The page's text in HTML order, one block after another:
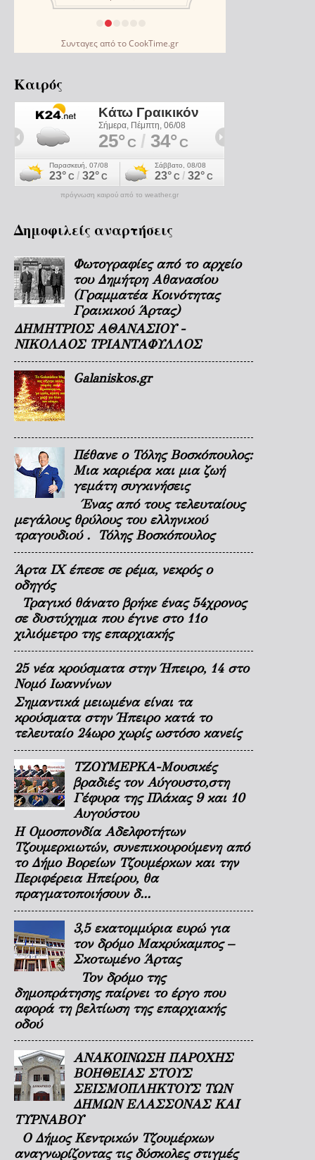
Συνταγεςαπό τοCookTime.gr
Καιρός
πρόγνωση καιρού από το weather.gr
Δημοφιλείς αναρτήσεις
Φωτογραφίες από το αρχείο
του Δημήτρη Αθανασίου
(Γραμματέα Κοινότητας
Γραικικού Άρτας)
ΔΗΜΗΤΡΙΟΣ ΑΘΑΝΑΣΙΟΥ -
ΝΙΚΟΛΑΟΣ ΤΡΙΑΝΤΑΦΥΛΛΟΣ
Galaniskos.gr
Πέθανε ο Τόλης Βοσκόπουλος:
Μια καριέρα και μια ζωή
γεμάτη συγκινήσεις
Ένας από τους τελευταίους
μεγάλους θρύλους του ελληνικού
τραγουδιού . Τόλης Βοσκόπουλος
Άρτα ΙΧ έπεσε σε ρέμα, νεκρός ο
οδηγός
Τραγικό θάνατο βρήκε ένας 54χρονος
σε δυστύχημα που έγινε στο 11ο
χιλιόμετρο της επαρχιακής
25 νέα κρούσματα στην Ήπειρο, 14 στο
Νομό Ιωαννίνων
Σημαντικά μειωμένα είναι τα
κρούσματα στην Ήπειρο κατά το
τελευταίο 24ωρο χωρίς ωστόσο κανείς
ΤΖΟΥΜΕΡΚΑ-Μουσικές
βραδιές τον Αύγουστο,στη
Γέφυρα της Πλάκας 9 και 10
Αυγούστου
Η Ομοσπονδία Αδελφοτήτων
Τζουμερκιωτών, συνεπικουρούμενη από
το Δήμο Βορείων Τζουμέρκων και την
Περιφέρεια Ηπείρου, θα
πραγματοποιήσουν δ...
3,5 εκατομμύρια ευρώ για
τον δρόμο Μακρύκαμπος –
Σκοτωμένο Άρτας
Τον δρόμο της
δημοπράτησης παίρνει το έργο που
αφορά τη βελτίωση της επαρχιακής
οδού
ΑΝΑΚΟΙΝΩΣΗ ΠΑΡΟΧΗΣ
ΒΟΗΘΕΙΑΣ ΣΤΟΥΣ
ΣΕΙΣΜΟΠΛΗΚΤΟΥΣ ΤΩΝ
ΔΗΜΩΝ ΕΛΑΣΣΟΝΑΣ ΚΑΙ
ΤΥΡΝΑΒΟΥ
Ο Δήμος Κεντρικών Τζουμέρκων
αναγνωρίζοντας τις δύσκολες στιγμές